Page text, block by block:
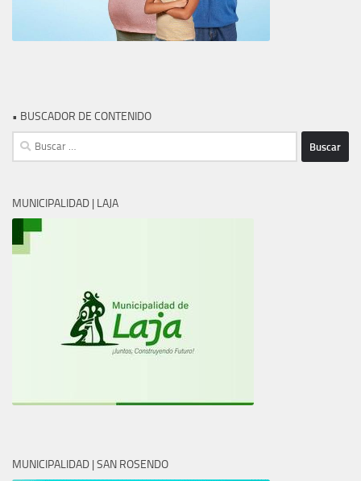
• BUSCADOR DE CONTENIDO
Buscar:
MUNICIPALIDAD | LAJA
MUNICIPALIDAD | SAN ROSENDO